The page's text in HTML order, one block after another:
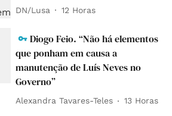
DN/Lusa 12 Horas
Diogo Feio. “Não há elementos
que ponham em causa a
manutenção de Luís Neves no
Governo”
Alexandra Tavares-Teles 13 Horas